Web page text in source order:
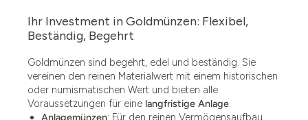
Ihr Investment in Goldmünzen: Flexibel,
Beständig, Begehrt
Goldmünzen sind begehrt, edel und beständig. Sie
vereinen den reinen Materialwert mit einem historischen
oder numismatischen Wert und bieten alle
Voraussetzungen für eine langfristige Anlage.
Anlagemünzen: Für den reinen Vermögensaufbau